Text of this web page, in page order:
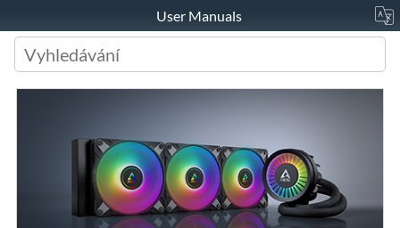
User Manuals
Search